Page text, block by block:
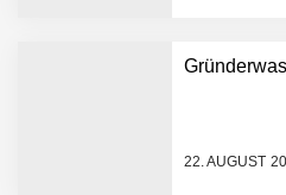
22. AUGUST
Dollar